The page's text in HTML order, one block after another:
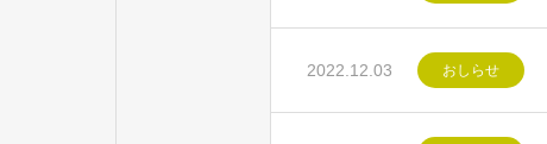
2022.12.03 おしらせ